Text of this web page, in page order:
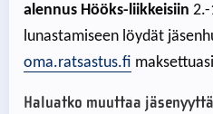
alennus Hööks-liikkeisiin
lunastamiseen löydät
oma.ratsastus.fi
Haluatko muuttaa